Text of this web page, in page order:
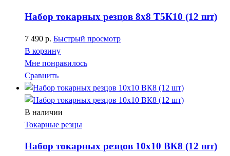
Набор токарных резцов 8х8 Т5К10 (12 шт)
7 490 р. Быстрый просмотр
В корзину
Мне понравилось
Сравнить
В наличии
Токарные резцы
Набор токарных резцов 10х10 ВК8 (12 шт)